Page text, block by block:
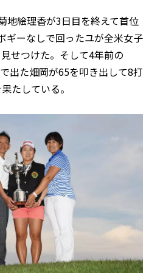
地絵理香が3日目を終えて首位
ギーなしで回ったユが全米女子
せつけた。そして4年前の
出た畑岡が65を叩き出して8打
たしている。